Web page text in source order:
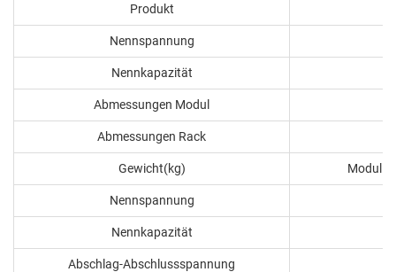
Produkt
Nennspannung
Nennkapazität
Abmessungen Modul
Abmessungen Rack
Gewicht(kg) Modul:
Nennspannung
Nennkapazität
Abschlag-Abschlussspannung